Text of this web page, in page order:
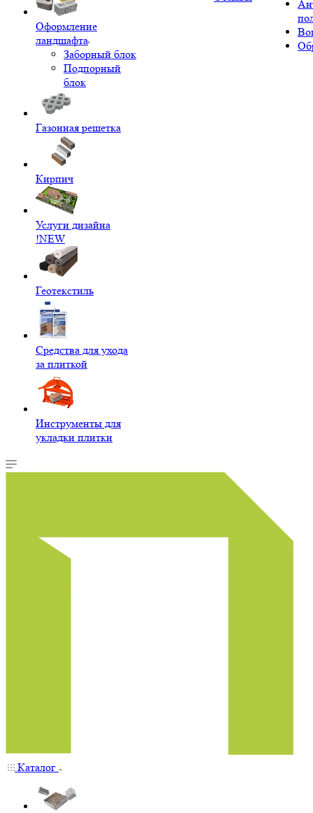
Оформление
ландшафта
Заборный блок
Подпорный
блок
Газонная решетка
Кирпич
Услуги дизайна
!NEW
Геотекстиль
Средства для ухода
за плиткой
Инструменты для
укладки плитки
Каталог